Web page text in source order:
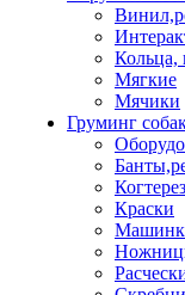
Кольца,
Мягкие
Мячики
Груминг
Краски